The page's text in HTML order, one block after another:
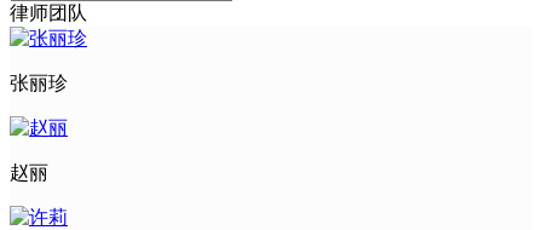
律师团队
张丽珍
赵丽